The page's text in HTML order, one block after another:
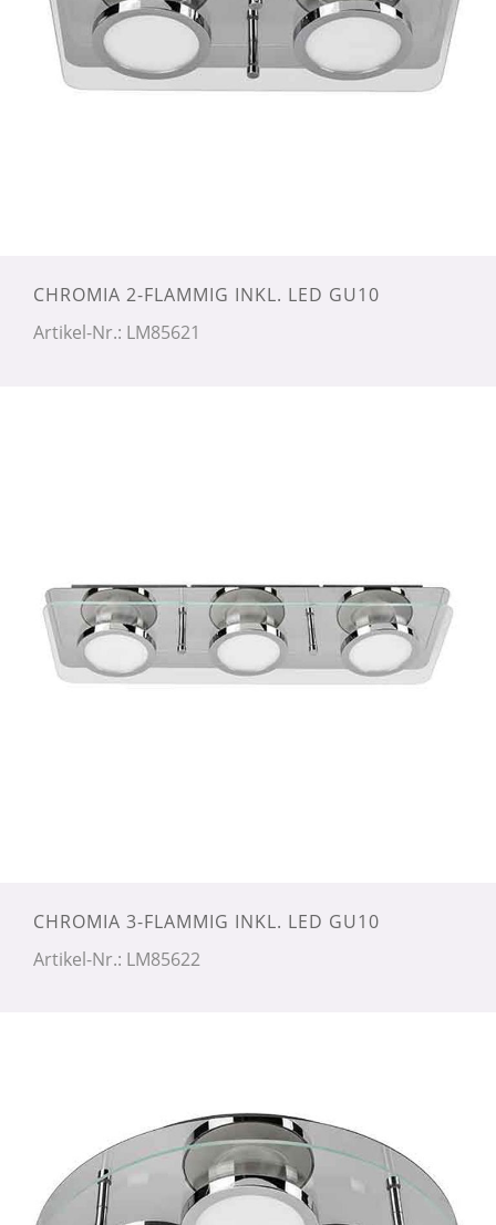
CHROMIA 2-FLAMMIG INKL. LED GU10
Artikel-Nr.: LM85621
CHROMIA 3-FLAMMIG INKL. LED GU10
Artikel-Nr.: LM85622